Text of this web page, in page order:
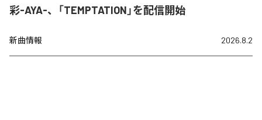
彩-AYA-、「TEMPTATION」を配信開始
新曲情報 2026.8.2